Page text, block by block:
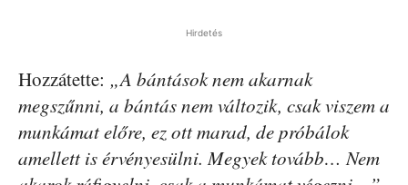
Hirdetés
Hozzátette: „A bántások nem akarnak
megszűnni, a bántás nem változik, csak viszem a
munkámat előre, ez ott marad, de próbálok
amellett is érvényesülni. Megyek tovább… Nem